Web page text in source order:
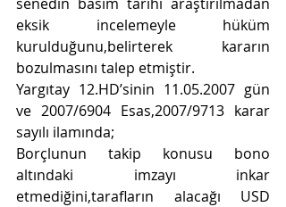
eksik incelemeyle hüküm
kurulduğunu,belirterek kararın
bozulmasını talep etmiştir.
Yargıtay 12.HD’sinin 11.05.2007 gün
ve 2007/6904 Esas,2007/9713 karar
sayılı ilamında;
Borçlunun takip konusu bono
altındaki imzayı inkar
etmediğini,tarafların alacağı USD